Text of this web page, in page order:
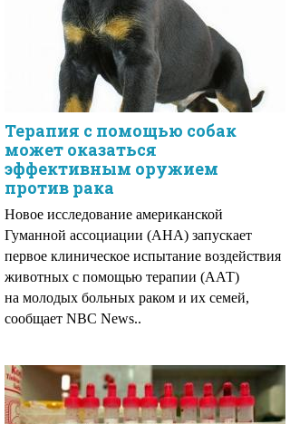
Терапия с помощью собак
может оказаться
эффективным оружием
против рака
Новое исследование американской
Гуманной ассоциации (AHA) запускает
первое клиническое испытание воздействия
животных с помощью терапии (ААТ)
на молодых больных раком и их семей,
сообщает NBC News..